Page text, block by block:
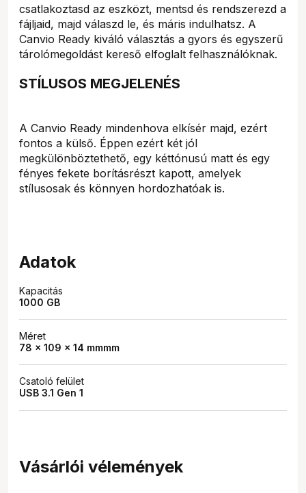
csatlakoztasd az eszközt, mentsd és rendszerezd a
fájljaid, majd válaszd le, és máris indulhatsz. A
Canvio Ready kiváló választás a gyors és egyszerű
tárolómegoldást kereső elfoglalt felhasználóknak.
STÍLUSOS MEGJELENÉS
A Canvio Ready mindenhova elkísér majd, ezért
fontos a külső. Éppen ezért két jól
megkülönböztethető, egy kéttónusú matt és egy
fényes fekete borításrészt kapott, amelyek
stílusosak és könnyen hordozhatóak is.
Adatok
Kapacitás
1000 GB
Méret
78 x 109 x 14 mmmm
Csatoló felület
USB 3.1 Gen 1
Vásárlói vélemények